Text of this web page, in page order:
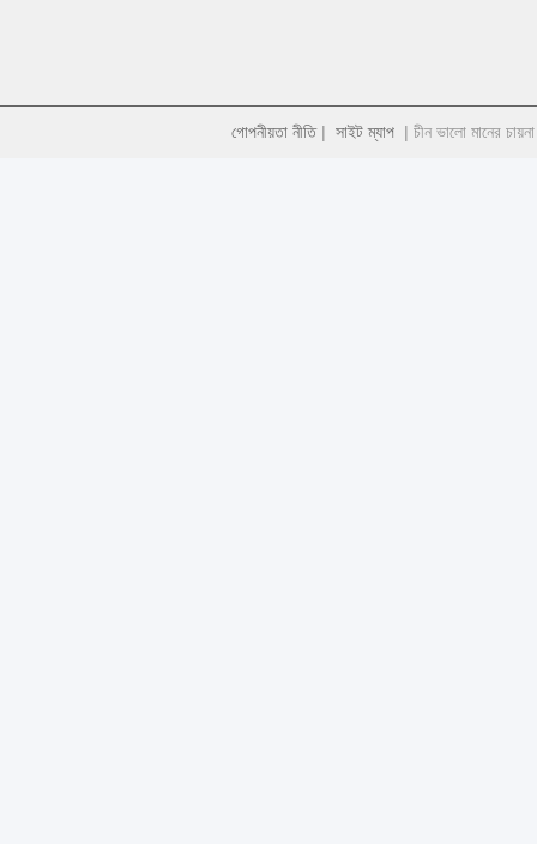
গোপনীয়তা নীতি| সাইট ম্যাপ| চীন ভালো মানের